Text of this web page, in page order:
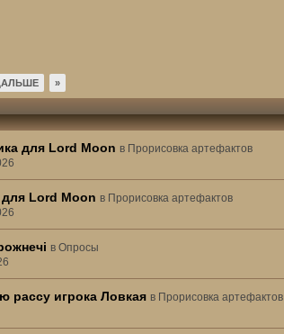
»
для Lord Moon в Прорисовка артефактов
Lord Moon в Прорисовка артефактов
вОпросы
рассу игрока Ловкая в Прорисовка артефактов